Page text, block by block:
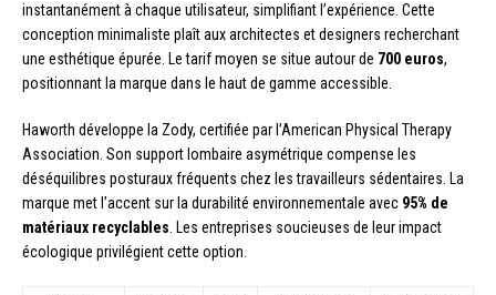
instantanément à chaque utilisateur, simplifiant l’expérience. Cette
conception minimaliste plaît aux architectes et designers recherchant
une esthétique épurée. Le tarif moyen se situe autour de 700 euros,
positionnant la marque dans le haut de gamme accessible.
Haworth développe la Zody, certifiée par l’American Physical Therapy
Association. Son support lombaire asymétrique compense les
déséquilibres posturaux fréquents chez les travailleurs sédentaires. La
marque met l’accent sur la durabilité environnementale avec 95% de
matériaux recyclables. Les entreprises soucieuses de leur impact
écologique privilégient cette option.